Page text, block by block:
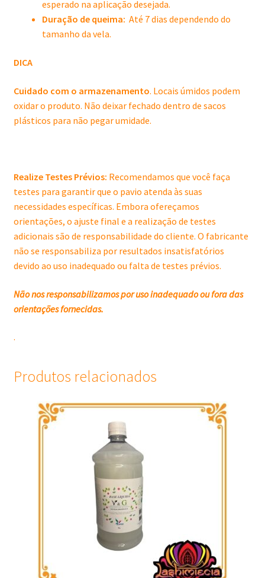
esperado na aplicação desejada.
Duração de queima: Até 7 dias dependendo do
tamanho da vela.
DICA
Cuidado com o armazenamento. Locais úmidos podem
oxidar o produto. Não deixar fechado dentro de sacos
plásticos para não pegar umidade.
Realize Testes Prévios: Recomendamos que você faça
testes para garantir que o pavio atenda às suas
necessidades específicas. Embora ofereçamos
orientações, o ajuste final e a realização de testes
adicionais são de responsabilidade do cliente. O fabricante
não se responsabiliza por resultados insatisfatórios
devido ao uso inadequado ou falta de testes prévios.
Não nos responsabilizamos por uso inadequado ou fora das
orientações fornecidas.
.
Produtos relacionados